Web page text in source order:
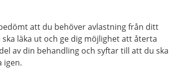
att du behöver avlastning från ditt
läka ut och ge dig möjlighet att återta
av din behandling och syftar till att du ska
igen.